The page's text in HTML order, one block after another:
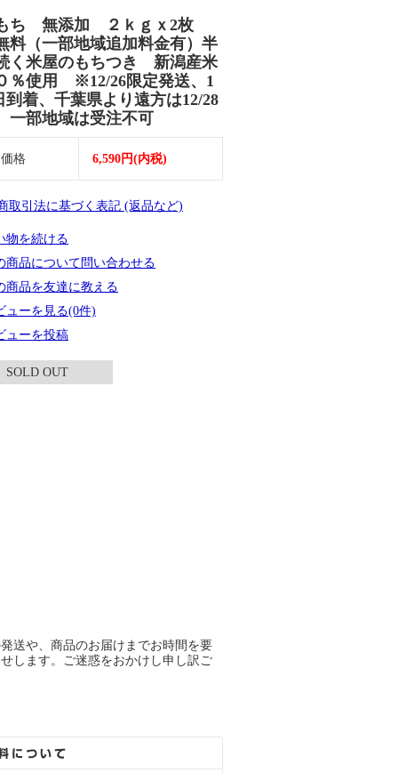
ち 無添加 ２ｋｇｘ2枚
料（一部地域追加料金有）半
く米屋のもちつき 新潟産米
％使用 ※12/26限定発送、1
到着、千葉県より遠方は12/28
部地域は受注不可
格 6,590円(内税)
取引法に基づく表記 (返品など)
物を続ける
商品について問い合わせる
商品を友達に教える
ューを見る(0件)
ューを投稿
SOLD OUT
送や、商品のお届けまでお時間を要
します。ご迷惑をおかけし申し訳ご